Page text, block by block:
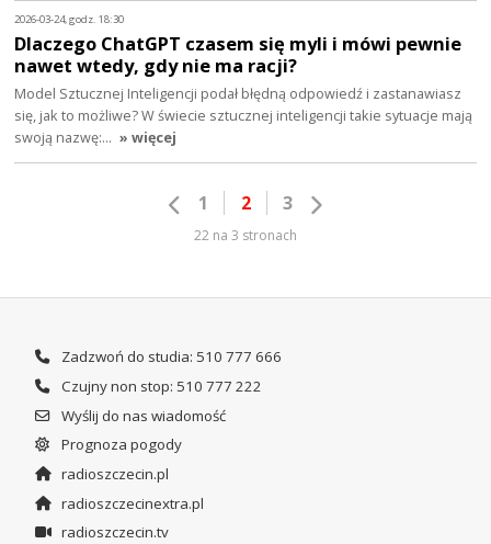
2026-03-24, godz. 18:30
Dlaczego ChatGPT czasem się myli i mówi pewnie
nawet wtedy, gdy nie ma racji?
Model Sztucznej Inteligencji podał błędną odpowiedź i zastanawiasz
się, jak to możliwe? W świecie sztucznej inteligencji takie sytuacje mają
swoją nazwę:… » więcej
1 2 3
22 na 3 stronach
Zadzwoń do studia: 510 777 666
Czujny non stop: 510 777 222
Wyślij do nas wiadomość
Prognoza pogody
radioszczecin.pl
radioszczecinextra.pl
radioszczecin.tv